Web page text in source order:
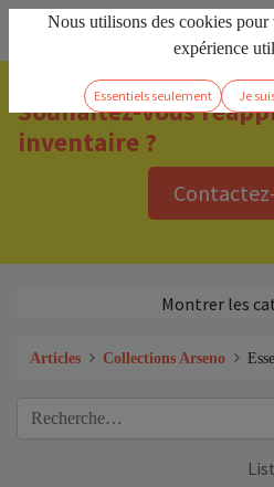
Souhaitez-vous
inventaire ?
Montrer les
Articles Collections Arseno
Nous utilisons des cookies
expérience
Essentiels seulement Je